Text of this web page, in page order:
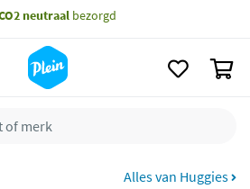
bezorging vanaf 35,- *
besteld,maandag
Gratisretourneren
Alles van Huggies